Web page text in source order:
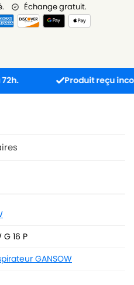
Échange gratuit.
Produit reçu
G 16 P
GANSOW